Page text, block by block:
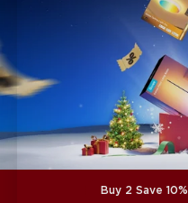
Buy 2 Save 10%